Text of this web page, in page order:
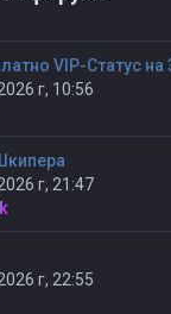
VIP-Статус на
г, 10:56
г, 21:47
г, 22:55